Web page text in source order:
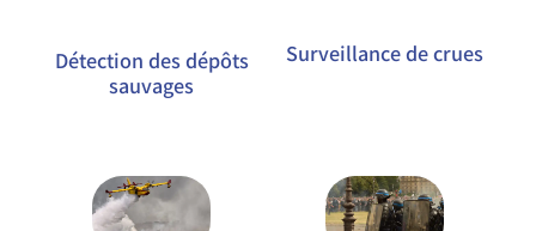
Détection des dépôts
sauvages
Surveillance de crues